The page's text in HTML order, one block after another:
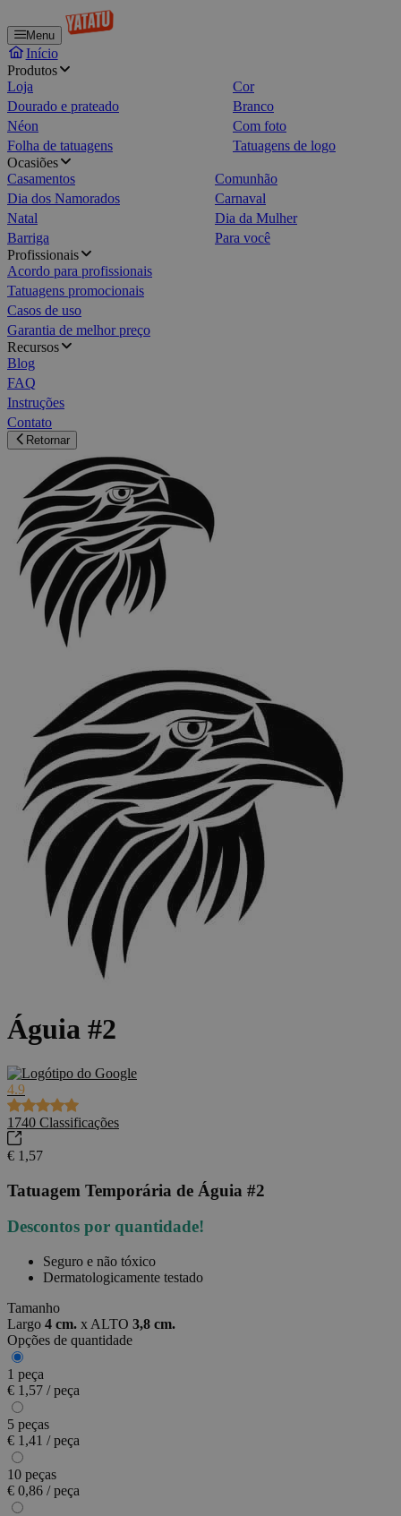
Menu
Início
Produtos
Loja
Cor
Dourado e prateado
Branco
Néon
Com foto
Folha de tatuagens
Tatuagens de logo
Ocasiões
Casamentos
Comunhão
Dia dos Namorados
Carnaval
Natal
Dia da Mulher
Barriga
Para você
Profissionais
Acordo para profissionais
Tatuagens promocionais
Casos de uso
Garantia de melhor preço
Recursos
Blog
FAQ
Instruções
Contato
Retornar
Águia #2
4.9
1740 Classificações
€ 1,57
Tatuagem Temporária de Águia #2
Descontos por quantidade!
Seguro e não tóxico
Dermatologicamente testado
Tamanho
Largo 4 cm. x ALTO 3,8 cm.
Opções de quantidade
1 peça
€ 1,57 / peça
5 peças
€ 1,41 / peça
10 peças
€ 0,86 / peça